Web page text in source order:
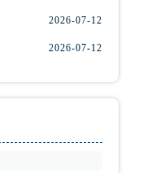
山西省朔州市朔城区怡西路与鄯阳西街交汇处浪琴售后服务中心（需提前预约）
2026-07-12
2026-07-12